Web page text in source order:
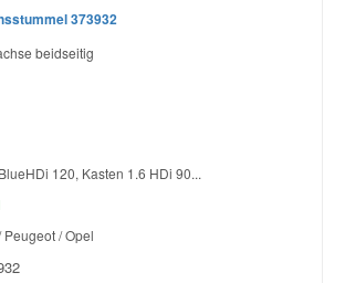
373932
beidseitig
120, Kasten 1.6 HDi 90...
Peugeot / Opel